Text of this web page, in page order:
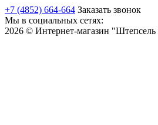
+7 (4852) 664-664 Заказать звонок
Мы в социальных сетях:
2026 © Интернет-магазин "Штепсель